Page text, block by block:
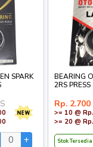
SPARK
BEARING
2RS PRESS
Rp. 2.700
>= 10 @
>= 20 @
Stok Tersedia